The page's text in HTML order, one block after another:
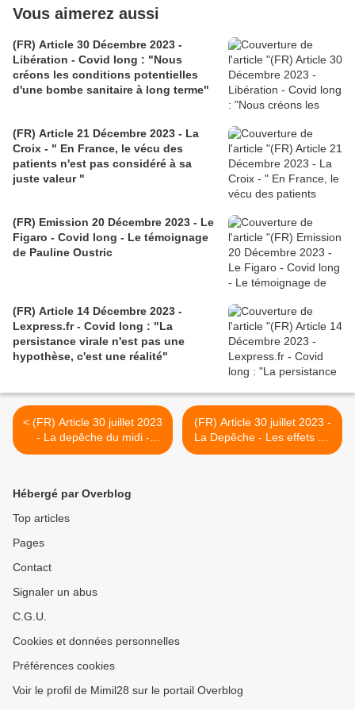
Vous aimerez aussi
(FR) Article 30 Décembre 2023 -
Libération - Covid long : "Nous
créons les conditions potentielles
d'une bombe sanitaire à long terme"
(FR) Article 21 Décembre 2023 - La
Croix - " En France, le vécu des
patients n'est pas considéré à sa
juste valeur "
(FR) Emission 20 Décembre 2023 - Le
Figaro - Covid long - Le témoignage
de Pauline Oustric
(FR) Article 14 Décembre 2023 -
Lexpress.fr - Covid long : "La
persistance virale n'est pas une
hypothèse, c'est une réalité"
< (FR) Article 30 juillet 2023
- La depêche du midi -
ENTRETIEN. Covid long :
malheureusement pas
d'aide dans leur quotidien"
(FR) Article 30 juillet 2023 -
La Depêche - Les effets du
Covid long seraient
Hébergé par Overblog
Top articles
Pages
Contact
Signaler un abus
C.G.U.
Cookies et données personnelles
Préférences cookies
Voir le profil de Mimil28 sur le portail Overblog